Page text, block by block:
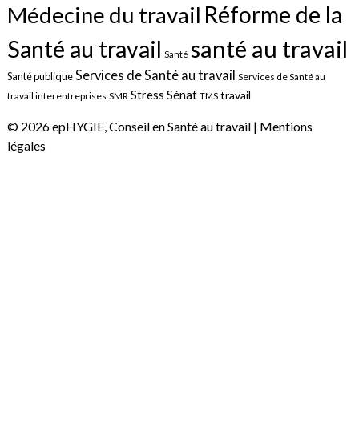
Médecine du travail Réforme de la
Santé au travail Santé santé au travail
Santé publiqueServices de Santé au travail Services de Santé au
travail interentreprises SMR Stress Sénat TMS travail
© 2026 epHYGIE, Conseil en Santé au travail | Mentions
légales